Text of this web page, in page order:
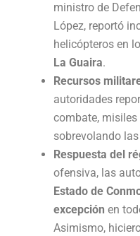
ministro de
López, reportó
helicópteros en
La Guaira.
Recursos
autoridades
combate,
sobrevolando
Respuesta del
ofensiva, las
Estado de
excepción en
Asimismo,